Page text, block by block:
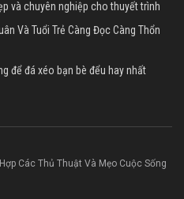
và chuyên nghiệp cho thuyết trình
Và Tuổi Trẻ Càng Đọc Càng Thổn
để đá xéo bạn bè đểu hay nhất
Các Thủ Thuật Và Mẹo Cuộc Sống